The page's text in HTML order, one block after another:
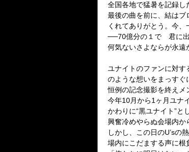
全国各地で猛暑を記録し
最後の曲を前に、結はブ
くれてありがとう。今、
──70億分の１で 君に
何気ないさよならが永
ユナイトのファンに対
のような想いをまっすぐ
恒例の記念撮影を終えメ
今年10月から1ヶ月ユナ
かわりに“黒ユナイト”と
興奮冷めやらぬ会場内か
しかし、この日のU’sの
場内にこだまする声に根